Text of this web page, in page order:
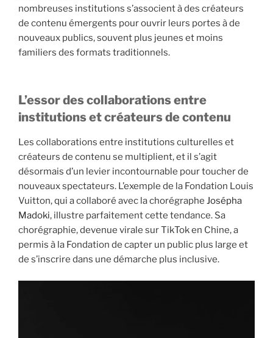
nombreuses institutions s’associent à des créateurs
de contenu émergents pour ouvrir leurs portes à de
nouveaux publics, souvent plus jeunes et moins
familiers des formats traditionnels.
L’essor des collaborations entre
institutions et créateurs de contenu
Les collaborations entre institutions culturelles et
créateurs de contenu se multiplient, et il s’agit
désormais d’un levier incontournable pour toucher de
nouveaux spectateurs. L’exemple de la Fondation Louis
Vuitton, qui a collaboré avec la chorégraphe Josépha
Madoki, illustre parfaitement cette tendance. Sa
chorégraphie, devenue virale sur TikTok en Chine, a
permis à la Fondation de capter un public plus large et
de s’inscrire dans une démarche plus inclusive.